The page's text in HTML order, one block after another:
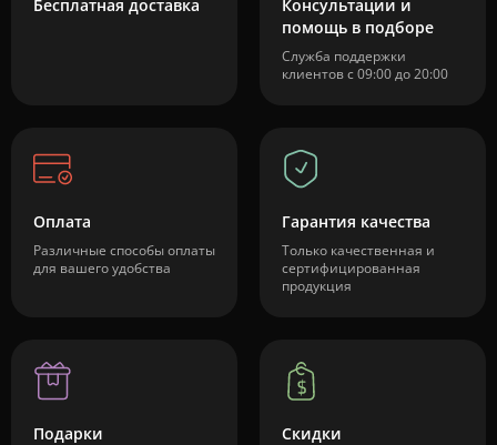
Бесплатная доставка
Консультации и
помощь в подборе
Служба поддержки
клиентов с 09:00 до 20:00
Оплата
Различные способы оплаты
для вашего удобства
Гарантия качества
Только качественная и
сертифицированная
продукция
Подарки Скидки